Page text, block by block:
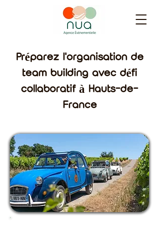
Préparez l'organisation de
team building avec défi
collaboratif à Hauts-de-
France